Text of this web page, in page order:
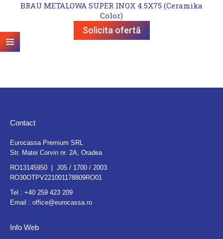
BRAU METALOWA SUPER INOX 4.5X75 (Ceramika
Color)
Solicita ofertă
Contact
Eurocassa Premium SRL
Str. Matei Corvin nr. 2A, Oradea
RO13145950 | J05 / 1700 / 2003
RO30OTPV221001178809RO01
Tel : +40 259 423 209
Email : office@eurocassa.ro
Info Web